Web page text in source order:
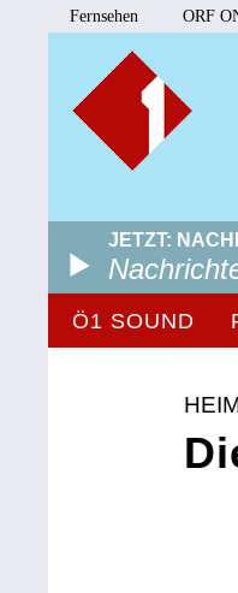
Fernsehen ORF
JETZT:
Ö1 SOUND